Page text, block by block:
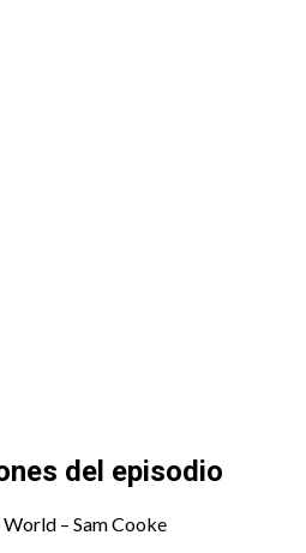
del episodio
– Sam Cooke